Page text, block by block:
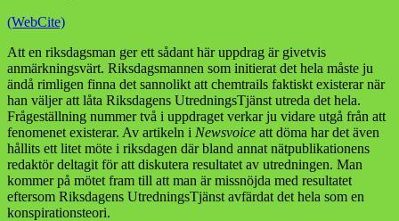
(WebCite)
Att en riksdagsman ger ett sådant här uppdrag är givetvis
anmärkningsvärt. Riksdagsmannen som initierat det hela måste ju
ändå rimligen finna det sannolikt att chemtrails faktiskt existerar när
han väljer att låta Riksdagens UtredningsTjänst utreda det hela.
Frågeställning nummer två i uppdraget verkar ju vidare utgå från att
fenomenet existerar. Av artikeln i Newsvoice att döma har det även
hållits ett litet möte i riksdagen där bland annat nätpublikationens
redaktör deltagit för att diskutera resultatet av utredningen. Man
kommer på mötet fram till att man är missnöjda med resultatet
eftersom Riksdagens UtredningsTjänst avfärdat det hela som en
konspirationsteori.